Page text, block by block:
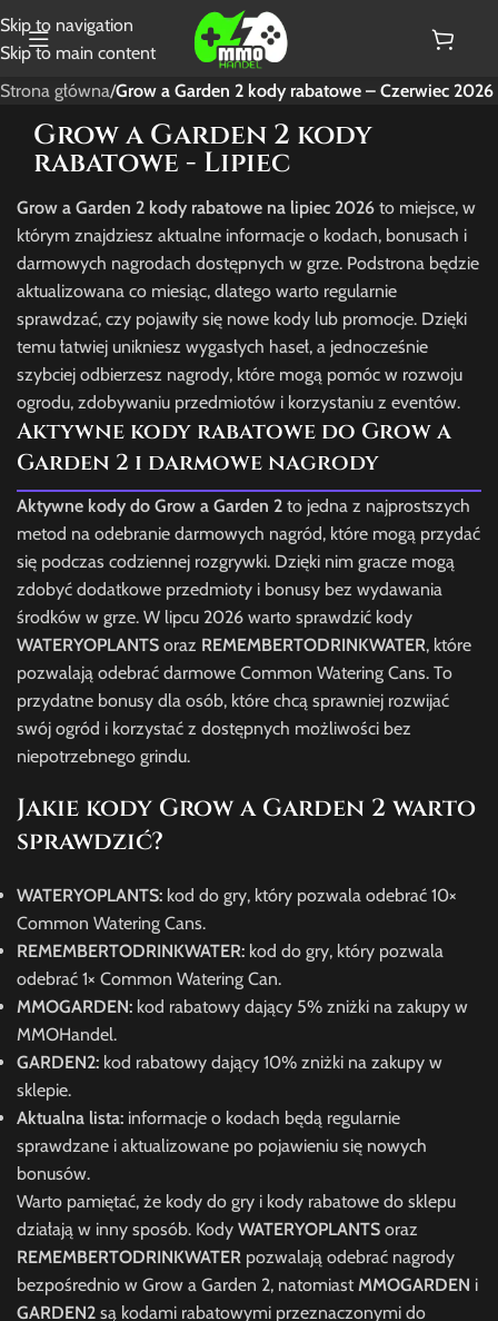
Skip to navigation
Skip to main content
Strona główna/Grow a Garden 2 kody rabatowe – Czerwiec 2026
Grow a Garden 2 kody
rabatowe - Lipiec
Grow a Garden 2 kody rabatowe na lipiec 2026 to miejsce, w
którym znajdziesz aktualne informacje o kodach, bonusach i
darmowych nagrodach dostępnych w grze. Podstrona będzie
aktualizowana co miesiąc, dlatego warto regularnie
sprawdzać, czy pojawiły się nowe kody lub promocje. Dzięki
temu łatwiej unikniesz wygasłych haseł, a jednocześnie
szybciej odbierzesz nagrody, które mogą pomóc w rozwoju
ogrodu, zdobywaniu przedmiotów i korzystaniu z eventów.
Aktywne kody rabatowe do Grow a
Garden 2 i darmowe nagrody
Aktywne kody do Grow a Garden 2 to jedna z najprostszych
metod na odebranie darmowych nagród, które mogą przydać
się podczas codziennej rozgrywki. Dzięki nim gracze mogą
zdobyć dodatkowe przedmioty i bonusy bez wydawania
środków w grze. W lipcu 2026 warto sprawdzić kody
WATERYOPLANTS oraz REMEMBERTODRINKWATER, które
pozwalają odebrać darmowe Common Watering Cans. To
przydatne bonusy dla osób, które chcą sprawniej rozwijać
swój ogród i korzystać z dostępnych możliwości bez
niepotrzebnego grindu.
Jakie kody Grow a Garden 2 warto
sprawdzić?
WATERYOPLANTS: kod do gry, który pozwala odebrać 10×
Common Watering Cans.
REMEMBERTODRINKWATER: kod do gry, który pozwala
odebrać 1× Common Watering Can.
MMOGARDEN: kod rabatowy dający 5% zniżki na zakupy w
MMOHandel.
GARDEN2: kod rabatowy dający 10% zniżki na zakupy w
sklepie.
Aktualna lista: informacje o kodach będą regularnie
sprawdzane i aktualizowane po pojawieniu się nowych
bonusów.
Warto pamiętać, że kody do gry i kody rabatowe do sklepu
działają w inny sposób. Kody WATERYOPLANTS oraz
REMEMBERTODRINKWATER pozwalają odebrać nagrody
bezpośrednio w Grow a Garden 2, natomiast MMOGARDEN i
GARDEN2 są kodami rabatowymi przeznaczonymi do